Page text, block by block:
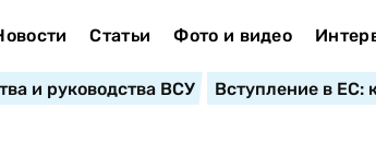
Статьи Фото и видео
и руководства ВСУ Вступление в ЕС: